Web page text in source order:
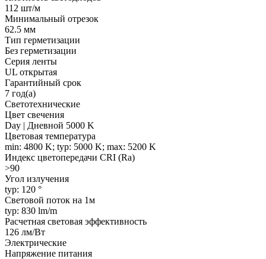
112 шт/м
Минимальный отрезок
62.5 мм
Тип герметизации
Без герметизации
Серия ленты
UL открытая
Гарантийный срок
7 год(а)
Светотехнические
Цвет свечения
Day | Дневной 5000 K
Цветовая температура
min: 4800 K; typ: 5000 K; max: 5200 K
Индекс цветопередачи CRI (Ra)
>90
Угол излучения
typ: 120 °
Световой поток на 1м
typ: 830 lm/m
Расчетная световая эффективность
126 лм/Вт
Электрические
Напряжение питания